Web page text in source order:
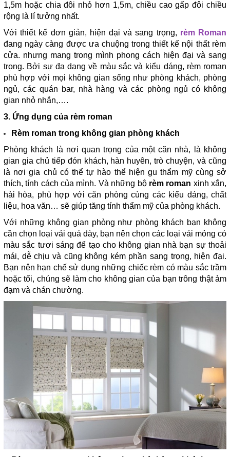
1,5m hoặc chia đôi nhỏ hơn 1,5m, chiều cao gấp đôi chiều
rộng là lí tưởng nhất.
Với thiết kế đơn giản, hiện đại và sang trọng, rèm Roman
đang ngày càng được ưa chuộng trong thiết kế nội thất rèm
cửa. nhưng mang trong mình phong cách hiện đại và sang
trọng. Bởi sự đa dạng về màu sắc và kiểu dáng, rèm roman
phù hợp với mọi không gian sống như phòng khách, phòng
ngủ, các quán bar, nhà hàng và các phòng ngủ có không
gian nhỏ nhắn,….
3. Ứng dụng của rèm roman
Rèm roman trong không gian phòng khách
Phòng khách là nơi quan trọng của một căn nhà, là không
gian gia chủ tiếp đón khách, hàn huyên, trò chuyện, và cũng
là nơi gia chủ có thể tự hào thể hiện gu thẩm mỹ cùng sở
thích, tính cách của mình. Và những bộ rèm roman xinh xắn,
hài hòa, phù hợp với căn phòng cùng các kiểu dáng, chất
liệu, hoa văn… sẽ giúp tăng tính thẩm mỹ của phòng khách.
Với những không gian phòng như phòng khách bạn không
cần chọn loại vải quá dày, bạn nên chọn các loại vải mỏng có
màu sắc tươi sáng để tạo cho không gian nhà bạn sự thoải
mái, dễ chịu và cũng không kém phần sang trọng, hiện đại.
Bạn nên hạn chế sử dụng những chiếc rèm có màu sắc trầm
hoặc tối, chúng sẽ làm cho không gian của bạn trông thật ảm
đạm và chán chường.